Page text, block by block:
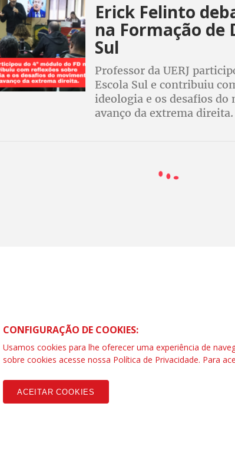
Erick Felinto
na Formação de
Sul
Professor da UERJ
Escola Sul e contribuiu
ideologia e os desafios
avanço da extrema direita.
Todos os Direitos Reservados © Escola Sul | Tel: (48) 3266.7272 –
Av. Luiz Boiteux Piazza, 4810 - Florianópolis – SC
Única dos Trabalhadores 3.960 - Entidades Filiadas | 7.933.029 -
CONFIGURAÇÃO DE COOKIES:
Usamos cookies para lhe oferecer uma experiência de
sobre cookies acesse nossa Política de Privacidade. Para
ACEITAR COOKIES